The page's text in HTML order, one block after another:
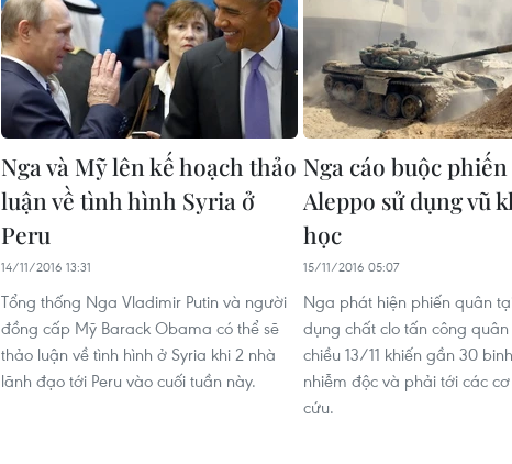
Nga và Mỹ lên kế hoạch thảo
luận về tình hình Syria ở
Peru
14/11/2016 13:31
Tổng thống Nga Vladimir Putin và người
đồng cấp Mỹ Barack Obama có thể sẽ
thảo luận về tình hình ở Syria khi 2 nhà
lãnh đạo tới Peru vào cuối tuần này.
Nga cáo buộc
Aleppo sử dụng vũ
học
15/11/2016 05:07
Nga phát hiện phiến quân
dụng chất clo tấn công quân
chiều 13/11 khiến gần 30
nhiễm độc và phải tới các
cứu.